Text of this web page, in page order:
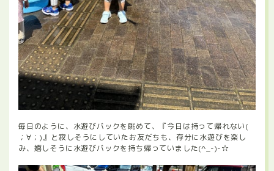
毎日のように、水遊びバックを眺めて、『今日は持って帰れない(
；∀；)』と寂しそうにしていたお友だちも、存分に水遊びを楽し
み、嬉しそうに水遊びバックを持ち帰っていました(^_-)-☆